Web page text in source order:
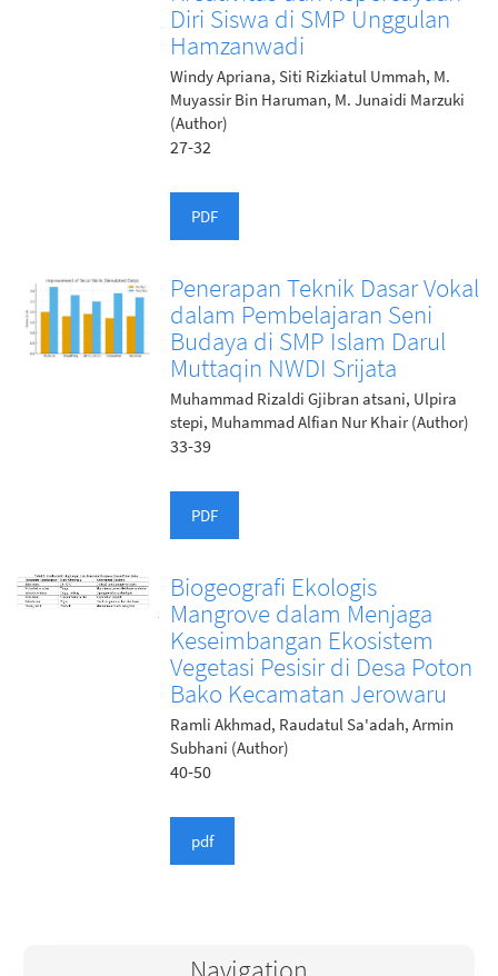
Diri Siswa di SMP Unggulan
Hamzanwadi
Windy Apriana, Siti Rizkiatul Ummah, M.
Muyassir Bin Haruman, M. Junaidi Marzuki
(Author)
27-32
PDF
Penerapan Teknik Dasar Vokal
dalam Pembelajaran Seni
Budaya di SMP Islam Darul
Muttaqin NWDI Srijata
Muhammad Rizaldi Gjibran atsani, Ulpira
stepi, Muhammad Alfian Nur Khair (Author)
33-39
PDF
Biogeografi Ekologis
Mangrove dalam Menjaga
Keseimbangan Ekosistem
Vegetasi Pesisir di Desa Poton
Bako Kecamatan Jerowaru
Ramli Akhmad, Raudatul Sa'adah, Armin
Subhani (Author)
40-50
pdf